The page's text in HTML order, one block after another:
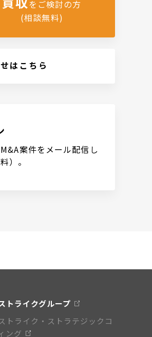
をご検討の方
(相談無料)
はこちら
案件をメール配信し
）。
トライクグループ
トライク・ストラテジックコ
ング